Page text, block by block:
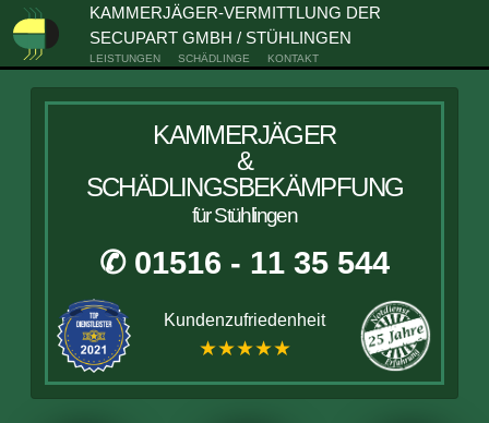
KAMMERJÄGER-VERMITTLUNG DER
SECUPART GMBH / STÜHLINGEN
LEISTUNGEN SCHÄDLINGE KONTAKT
KAMMERJÄGER
&
SCHÄDLINGSBEKÄMPFUNG
für Stühlingen
✆ 01516 - 11 35 544
Kundenzufriedenheit
★★★★★